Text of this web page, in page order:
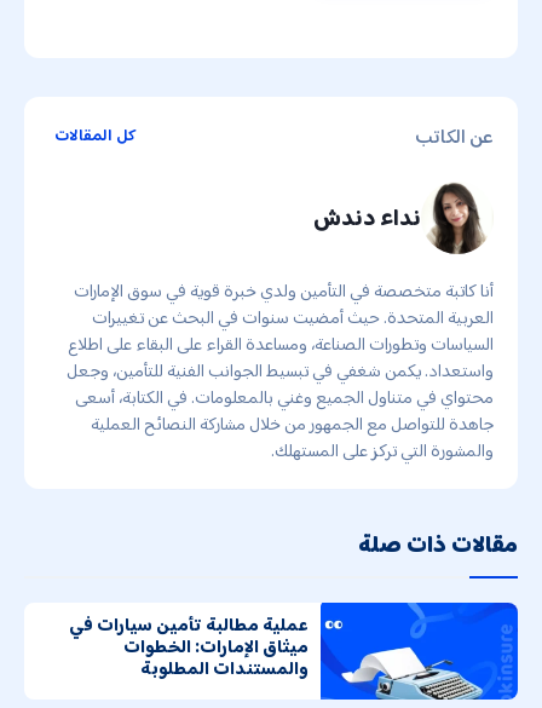
عن الكاتب كل المقالات
نداء دندش
أنا كاتبة متخصصة في التأمين ولدي خبرة قوية في سوق الإمارات
العربية المتحدة. حيث أمضيت سنوات في البحث عن تغييرات
السياسات وتطورات الصناعة، ومساعدة القراء على البقاء على اطلاع
واستعداد. يكمن شغفي في تبسيط الجوانب الفنية للتأمين، وجعل
محتواي في متناول الجميع وغني بالمعلومات. في الكتابة، أسعى
جاهدة للتواصل مع الجمهور من خلال مشاركة النصائح العملية
والمشورة التي تركز على المستهلك.
مقالات ذات صلة
عملية مطالبة تأمين سيارات في
ميثاق الإمارات: الخطوات
والمستندات المطلوبة